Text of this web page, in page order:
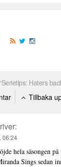
Haters
Tillbaka
06:24
hela säsongen
Sings sedan